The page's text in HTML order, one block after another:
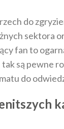
do
sektora
fan to
są pewne
do